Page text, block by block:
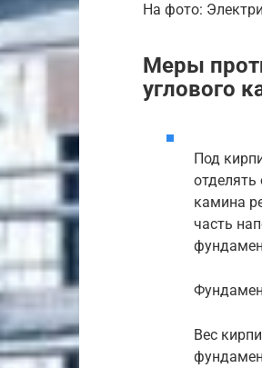
На фото:
Меры
углового
Под
отделять
камина
часть
Вес